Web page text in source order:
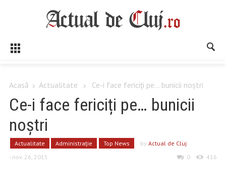
Acasă Actualitate Ce-i face fericiți pe... bunicii noștri
Ce-i face fericiți pe… bunicii
noștri
Actualitate Administrație Top News by Actual de Cluj
- nov. 26, 2015
0 416